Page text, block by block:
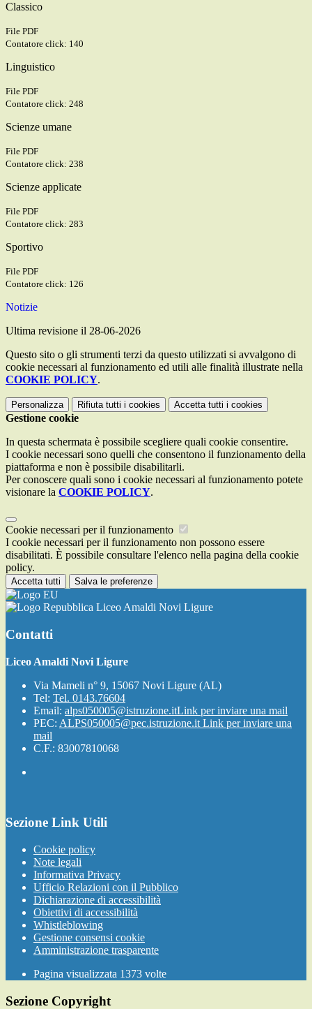
Classico
File PDF
Contatore click: 140
Linguistico
File PDF
Contatore click: 248
Scienze umane
File PDF
Contatore click: 238
Scienze applicate
File PDF
Contatore click: 283
Sportivo
File PDF
Contatore click: 126
Notizie
Ultima revisione il 28-06-2026
Questo sito o gli strumenti terzi da questo utilizzati si avvalgono di
cookie necessari al funzionamento ed utili alle finalità illustrate nella
COOKIE POLICY.
Personalizza Rifiuta tutti i cookies Accetta tutti i cookies
Gestione cookie
In questa schermata è possibile scegliere quali cookie consentire.
I cookie necessari sono quelli che consentono il funzionamento della
piattaforma e non è possibile disabilitarli.
Per conoscere quali sono i cookie necessari al funzionamento potete
visionare la COOKIE POLICY.
Cookie necessari per il funzionamento
I cookie necessari per il funzionamento non possono essere
disabilitati. È possibile consultare l'elenco nella pagina della cookie
policy.
Accetta tutti Salva le preferenze
Liceo Amaldi Novi Ligure
Contatti
Liceo Amaldi Novi Ligure
Via Mameli n° 9, 15067 Novi Ligure (AL)
Tel: Tel. 0143.76604
Email: alps050005@istruzione.itLink per inviare una mail
PEC: ALPS050005@pec.istruzione.it Link per inviare una
mail
C.F.: 83007810068
Sezione Link Utili
Cookie policy
Note legali
Informativa Privacy
Ufficio Relazioni con il Pubblico
Dichiarazione di accessibilità
Obiettivi di accessibilità
Whistleblowing
Gestione consensi cookie
Amministrazione trasparente
Pagina visualizzata 1373 volte
Sezione Copyright